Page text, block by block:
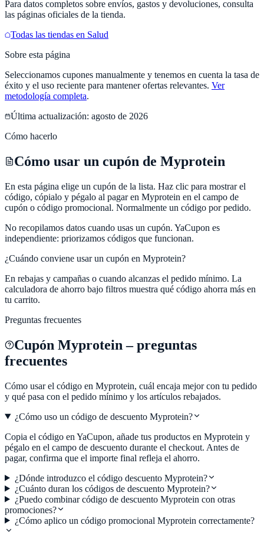
Para datos completos sobre envíos, gastos y devoluciones, consulta
las páginas oficiales de la tienda.
Todas las tiendas en Salud
Sobre esta página
Seleccionamos cupones manualmente y tenemos en cuenta la tasa de
éxito y el uso reciente para mantener ofertas relevantes. Ver
metodología completa.
Última actualización: agosto de 2026
Cómo hacerlo
Cómo usar un cupón de Myprotein
En esta página elige un cupón de la lista. Haz clic para mostrar el
código, cópialo y pégalo al pagar en Myprotein en el campo de
cupón o código promocional. Normalmente un código por pedido.
No recopilamos datos cuando usas un cupón. YaCupon es
independiente: priorizamos códigos que funcionan.
¿Cuándo conviene usar un cupón en Myprotein?
En rebajas y campañas o cuando alcanzas el pedido mínimo. La
calculadora de ahorro bajo filtros muestra qué código ahorra más en
tu carrito.
Preguntas frecuentes
Cupón Myprotein – preguntas
frecuentes
Cómo usar el código en Myprotein, cuál encaja mejor con tu pedido
y qué pasa con el pedido mínimo y los artículos rebajados.
¿Cómo uso un código de descuento Myprotein?
Copia el código en YaCupon, añade tus productos en Myprotein y
pégalo en el campo de descuento durante el checkout. Antes de
pagar, confirma que el importe final refleja el ahorro.
¿Dónde introduzco el código descuento Myprotein?
¿Cuánto duran los códigos de descuento Myprotein?
¿Puedo combinar código de descuento Myprotein con otras
promociones?
¿Cómo aplico un código promocional Myprotein correctamente?